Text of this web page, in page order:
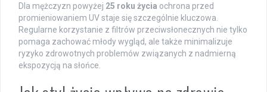
Dla mężczyzn powyżej 25 roku życia ochrona przed
promieniowaniem UV staje się szczególnie kluczowa.
Regularne korzystanie z filtrów przeciwsłonecznych nie tylko
pomaga zachować młody wygląd, ale także minimalizuje
ryzyko zdrowotnych problemów związanych z nadmierną
ekspozycją na słońce.